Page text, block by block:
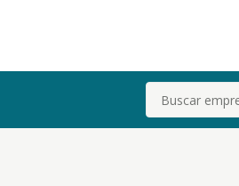
Buscar